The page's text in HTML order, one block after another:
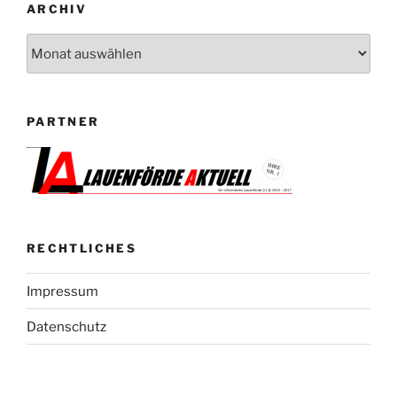
ARCHIV
PARTNER
RECHTLICHES
Impressum
Datenschutz